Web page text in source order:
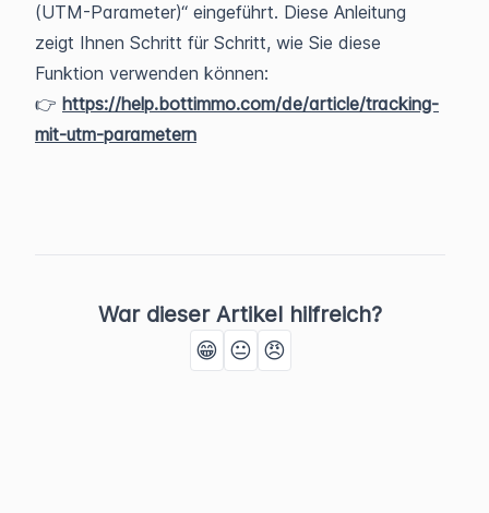
(UTM-Parameter)“ eingeführt. Diese Anleitung
zeigt Ihnen Schritt für Schritt, wie Sie diese
Funktion verwenden können:
👉 https://help.bottimmo.com/de/article/tracking-
mit-utm-parametern
War dieser Artikel hilfreich?
😁 😐 😠